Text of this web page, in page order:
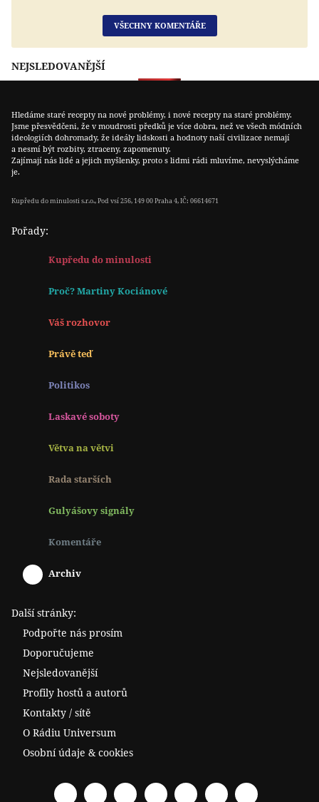
VŠECHNY KOMENTÁŘE
NEJSLEDOVANĚJŠÍ
Hledáme staré recepty na nové problémy, i nové recepty na staré problémy.
Jsme přesvědčeni, že v moudrosti předků je více dobra, než ve všech módních
ideologiích dohromady, že ideály lidskosti a hodnoty naší civilizace nemají
a nesmí být rozbity, ztraceny, zapomenuty.
Zajímají nás lidé a jejich myšlenky, proto s lidmi rádi mluvíme, nevyslýcháme
je.
Kupředu do minulosti s.r.o., Pod vsí 256, 149 00 Praha 4, IČ: 06614671
Pořady:
Kupředu do minulosti
Proč? Martiny Kociánové
Váš rozhovor
Právě teď
Politikos
Laskavé soboty
Větva na větvi
Rada starších
Gulyášovy signály
Komentáře
Archiv
Další stránky:
Podpořte nás prosím
Doporučujeme
Nejsledovanější
Profily hostů a autorů
Kontakty / sítě
O Rádiu Universum
Osobní údaje & cookies
FacebookSpotify YouTubeTwitter RSS TelegramOdysee